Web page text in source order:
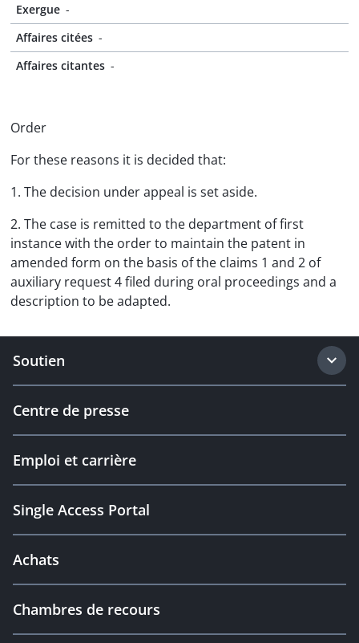
Exergue -
Affaires citées -
Affaires citantes -
Order
For these reasons it is decided that:
1. The decision under appeal is set aside.
2. The case is remitted to the department of first
instance with the order to maintain the patent in
amended form on the basis of the claims 1 and 2 of
auxiliary request 4 filed during oral proceedings and a
description to be adapted.
Soutien
Centre de presse
Emploi et carrière
Single Access Portal
Achats
Chambres de recours